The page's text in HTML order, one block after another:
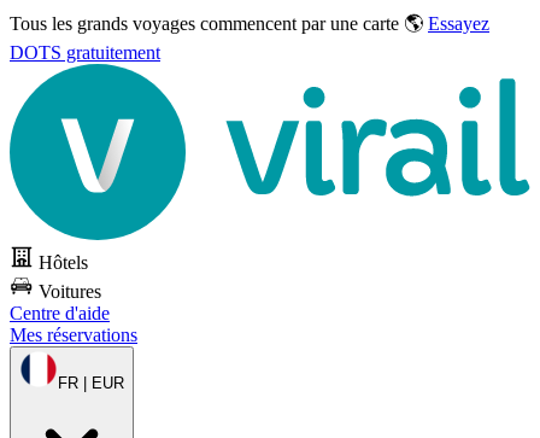
Tous les grands voyages commencent par une carte 🌎 Essayez
DOTS gratuitement
Hôtels
Voitures
Centre d'aide
Mes réservations
FR | EUR